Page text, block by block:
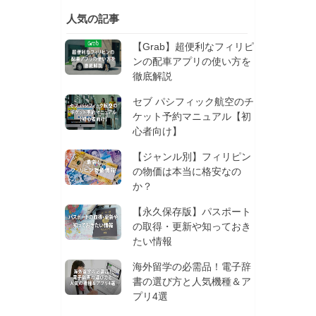
人気の記事
【Grab】超便利なフィリピ
ンの配車アプリの使い方を
徹底解説
セブ パシフィック航空のチ
ケット予約マニュアル【初
心者向け】
【ジャンル別】フィリピン
の物価は本当に格安なの
か？
【永久保存版】パスポート
の取得・更新や知っておき
たい情報
海外留学の必需品！電子辞
書の選び方と人気機種＆ア
プリ4選